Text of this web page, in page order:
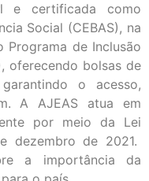
e certificada como
Social (CEBAS), na
Programa de Inclusão
oferecendo bolsas de
o acesso,
A AJEAS atua em
por meio da Lei
dezembro de 2021.
a importância da